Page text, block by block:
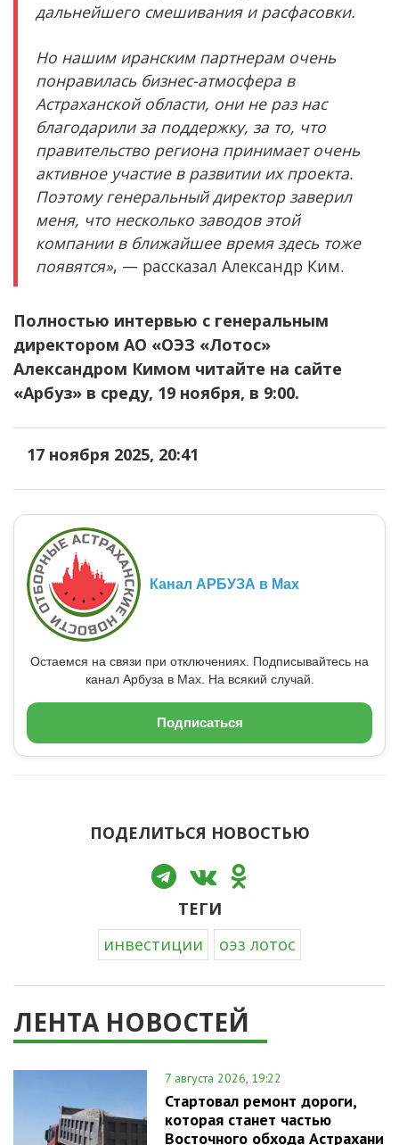
дальнейшего смешивания и расфасовки.
Но нашим иранским партнерам очень
понравилась бизнес-атмосфера в
Астраханской области, они не раз нас
благодарили за поддержку, за то, что
правительство региона принимает очень
активное участие в развитии их проекта.
Поэтому генеральный директор заверил
меня, что несколько заводов этой
компании в ближайшее время здесь тоже
появятся», — рассказал Александр Ким.
Полностью интервью с генеральным
директором АО «ОЭЗ «Лотос»
Александром Кимом читайте на сайте
«Арбуз» в среду, 19 ноября, в 9:00.
17 ноября 2025, 20:41
Канал АРБУЗА в Max
Остаемся на связи при отключениях. Подписывайтесь на
канал Арбуза в Max. На всякий случай.
Подписаться
ПОДЕЛИТЬСЯ НОВОСТЬЮ
ТЕГИ
инвестиции
оэз лотос
ЛЕНТА НОВОСТЕЙ
7 августа 2026, 19:22
Стартовал ремонт дороги,
которая станет частью
Восточного обхода Астрахани